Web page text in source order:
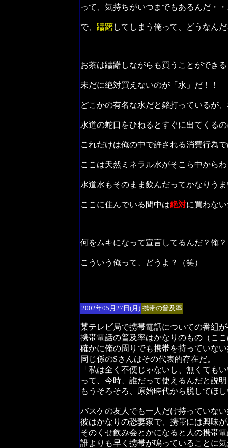
って、気持ちがいつまでもあるんだ・
で、 躊躇してしまう俺って、どうな
お茶は躊躇しながらも買うことができ
未だに絶対買えないのが「水」だ！！
どこかの有名な水だと銘打っているが
水道の蛇口をひねるとすぐに出てくる
これだけは俺の中で許される消費行
ここは天然ミネラル水がそこら中から
水道水もそのまま飲んだってかなりう
ここに住んでいる間中は絶対に買わな
何をムキになって宣言してるんだ？俺
こういう俺って、どうよ？（笑）
2002年05月27日(月) 携帯の普及率
某テレビ局で携帯電話についての番組
携帯電話の普及率はかなりのもの（こ
確かに俺の周りでも携帯を持っていな
同じ係のSさんはその代表的存在だ。
「私は全く不便じゃないし、無くても
って、今時、誰だって使えるんだと説
もうそろそろ、原始時代から脱してほ
バスケの友人でも一人だけ持っていな
彼はかなりの恐妻家で、携帯には興味
そのくせ飲み会とかになると人の携帯
誰よりも早く携帯が鳴っていることに